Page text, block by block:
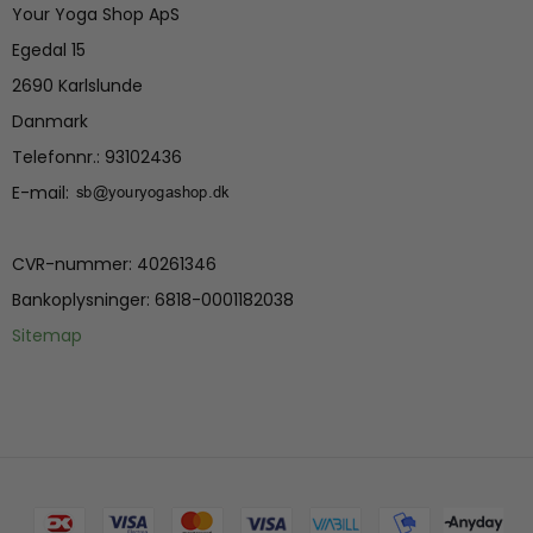
Your Yoga Shop ApS
Egedal 15
2690 Karlslunde
Danmark
Telefonnr.: 93102436
E-mail:
CVR-nummer: 40261346
Bankoplysninger: 6818-0001182038
Sitemap